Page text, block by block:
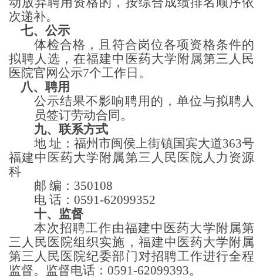
次递补。
七、公示
体检合格，且符合岗位各项资格条件的
拟聘人选 ，在福建中医药大学附属第三人民
医院官网公示7个工作日。
八、聘用
公示结果不影响聘用的，单位与拟聘人
员签订劳动合同。
九、联系方式
地 址：福州市闽侯上街镇国宾大道363号
福建中医药大学附属第三人民医院人力资源
科
邮 编： 350108
电 话： 0591-62099352
十、监督
本次招聘工作由福建中医药大学附属第
三人民医院组织实施 ， 福建中医药大学附属
第三人民医院纪委部门对招聘工作进行全程
监督。 监督电话： 0591-62099393。